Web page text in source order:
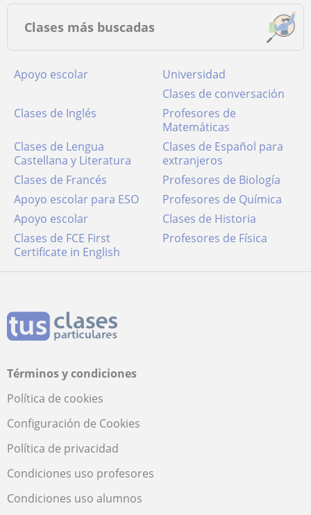
Clases más buscadas
Apoyo escolar
Universidad
Clases de conversación
Clases de Inglés
Profesores de
Matemáticas
Clases de Lengua
Castellana y Literatura
Clases de Español para
extranjeros
Clases de Francés
Profesores de Biología
Apoyo escolar para ESO
Profesores de Química
Apoyo escolar
Clases de Historia
Clases de FCE First
Certificate in English
Profesores de Física
Términos y condiciones
Política de cookies
Configuración de Cookies
Política de privacidad
Condiciones uso profesores
Condiciones uso alumnos